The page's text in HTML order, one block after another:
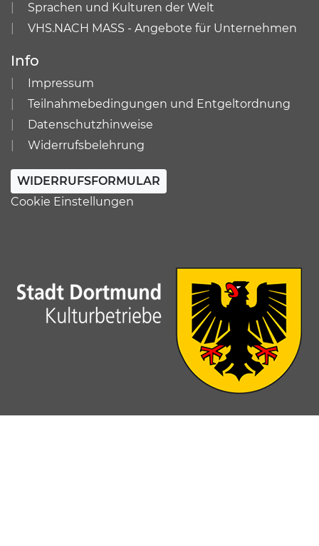
Sprachen und Kulturen der Welt
VHS.NACH MASS - Angebote für Unternehmen
Info
Impressum
Teilnahmebedingungen und Entgeltordnung
Datenschutzhinweise
Widerrufsbelehrung
WIDERRUFSFORMULAR
Cookie Einstellungen